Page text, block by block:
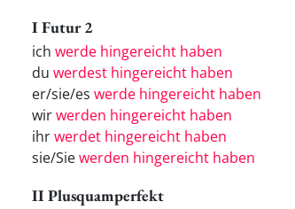
I Futur 2
ich werde hingereicht haben
du werdest hingereicht haben
er/sie/es werde hingereicht haben
wirwerden hingereicht haben
ihrwerdet hingereicht haben
sie/Siewerden hingereicht haben
II Plusquamperfekt